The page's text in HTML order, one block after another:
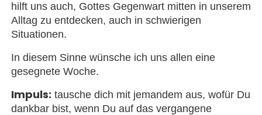
hilft uns auch, Gottes Gegenwart mitten in unserem
Alltag zu entdecken, auch in schwierigen
Situationen.
In diesem Sinne wünsche ich uns allen eine
gesegnete Woche.
Impuls: tausche dich mit jemandem aus, wofür Du
dankbar bist, wenn Du auf das vergangene